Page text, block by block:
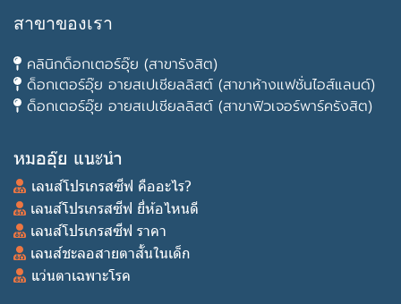
สาขาของเรา
คลินิกด็อกเตอร์อุ๊ย (สาขารังสิต)
ด็อกเตอร์อุ๊ย อายสเปเชียลลิสต์ (สาขาห้างแฟชั่นไอส์แลนด์)
ด็อกเตอร์อุ๊ย อายสเปเชียลลิสต์ (สาขาฟิวเจอร์พาร์ครังสิต)
หมออุ๊ย แนะนำ
เลนส์โปรเกรสซีฟ คืออะไร?
เลนส์โปรเกรสซีฟ ยี่ห้อไหนดี
เลนส์โปรเกรสซีฟ ราคา
เลนส์ชะลอสายตาสั้นในเด็ก
แว่นตาเฉพาะโรค